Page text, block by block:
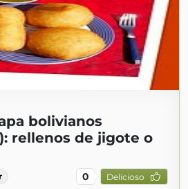
bolivianos
rellenos de jigote o
0 Delicioso